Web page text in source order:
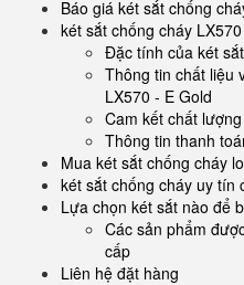
Báo giá két sắt chống
két sắt chống cháy
Đặc tính của két
Thông tin chất liệu
LX570 - E Gold
Cam kết chất
Thông tin thanh
Mua két sắt chống cháy
két sắt chống cháy uy tín
Lựa chọn két sắt nào để
Các sản phẩm
cấp
Liên hệ đặt hàng